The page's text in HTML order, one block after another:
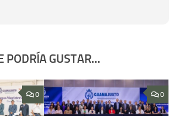
PODRÍA GUSTAR...
0 0